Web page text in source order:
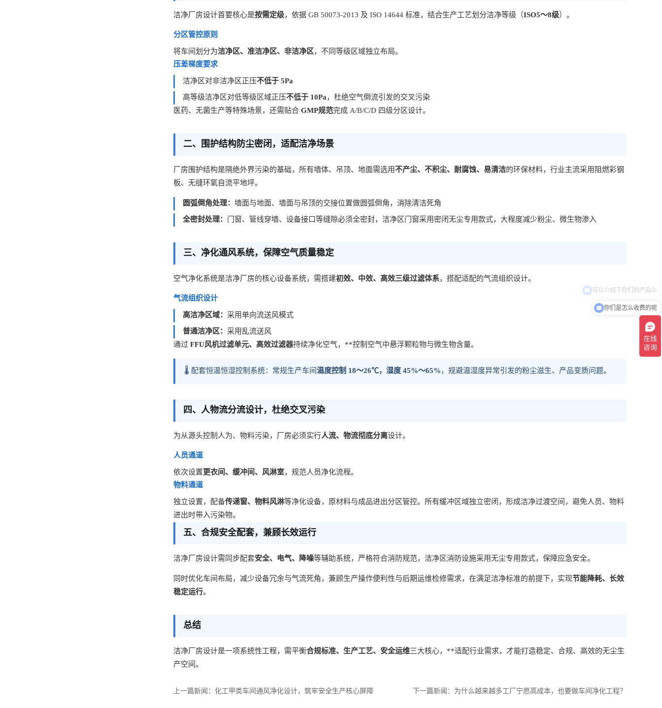
洁净厂房设计首要核心是按需定级，依据 GB 50073-2013 及 ISO 14644 标准，结合生产工艺划分洁净等级（ISO5～8级）。
分区管控原则
将车间划分为洁净区、准洁净区、非洁净区，不同等级区域独立布局。
压差梯度要求
洁净区对非洁净区正压不低于 5Pa
高等级洁净区对低等级区域正压不低于 10Pa，杜绝空气倒流引发的交叉污染
医药、无菌生产等特殊场景，还需贴合 GMP规范完成 A/B/C/D 四级分区设计。
二、围护结构防尘密闭，适配洁净场景
厂房围护结构是隔绝外界污染的基础，所有墙体、吊顶、地面需选用不产尘、不积尘、耐腐蚀、易清洁的环保材料，行业主流采用阻燃彩钢
板、无缝环氧自流平地坪。
圆弧倒角处理： 墙面与地面、墙面与吊顶的交接位置做圆弧倒角，消除清洁死角
全密封处理： 门窗、管线穿墙、设备接口等缝隙必须全密封，洁净区门窗采用密闭无尘专用款式，大程度减少粉尘、微生物渗入
三、净化通风系统，保障空气质量稳定
空气净化系统是洁净厂房的核心设备系统，需搭建初效、中效、高效三级过滤体系，搭配适配的气流组织设计。
气流组织设计
高洁净区域： 采用单向流送风模式
普通洁净区： 采用乱流送风
通过 FFU风机过滤单元、高效过滤器持续净化空气，**控制空气中悬浮颗粒物与微生物含量。
🌡️ 配套恒温恒湿控制系统：常规生产车间 温度控制 18～26℃，湿度 45%～65%，规避温湿度异常引发的粉尘滋生、产品变质问题。
四、人物流分流设计，杜绝交叉污染
为从源头控制人为、物料污染，厂房必须实行人流、物流彻底分离设计。
人员通道
依次设置更衣间、缓冲间、风淋室，规范人员净化流程。
物料通道
独立设置，配备传递窗、物料风淋等净化设备，原材料与成品进出分区管控。所有缓冲区域独立密闭，形成洁净过渡空间，避免人员、物料
进出时带入污染物。
五、合规安全配套，兼顾长效运行
洁净厂房设计需同步配套安全、电气、降噪等辅助系统，严格符合消防规范，洁净区消防设施采用无尘专用款式，保障应急安全。
同时优化车间布局，减少设备冗余与气流死角，兼顾生产操作便利性与后期运维检修需求，在满足洁净标准的前提下，实现节能降耗、长效
稳定运行。
总结
洁净厂房设计是一项系统性工程，需平衡合规标准、生产工艺、安全运维三大核心，**适配行业需求，才能打造稳定、合规、高效的无尘生
产空间。
上一篇新闻： 化工甲类车间通风净化设计，筑牢安全生产核心屏障 下一篇新闻： 为什么越来越多工厂宁愿高成本，也要做车间净化工程？
你们是怎么收费的呢